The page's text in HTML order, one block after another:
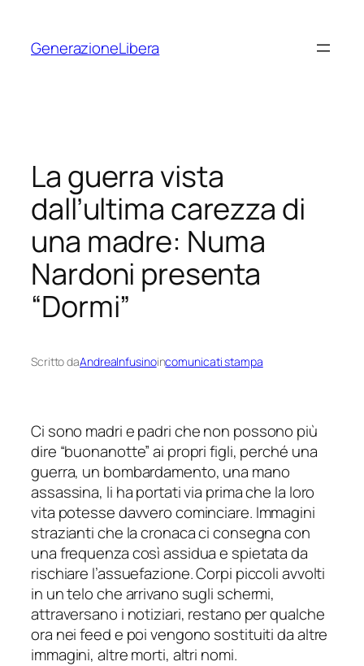
contenuto
GenerazioneLibera
La guerra vista
dall’ultima carezza di
una madre: Numa
Nardoni presenta
“Dormi”
Scritto daAndreaInfusinoincomunicati stampa
Ci sono madri e padri che non possono più
dire “buonanotte” ai propri figli, perché una
guerra, un bombardamento, una mano
assassina, li ha portati via prima che la loro
vita potesse davvero cominciare. Immagini
strazianti che la cronaca ci consegna con
una frequenza così assidua e spietata da
rischiare l’assuefazione. Corpi piccoli avvolti
in un telo che arrivano sugli schermi,
attraversano i notiziari, restano per qualche
ora nei feed e poi vengono sostituiti da altre
immagini, altre morti, altri nomi.